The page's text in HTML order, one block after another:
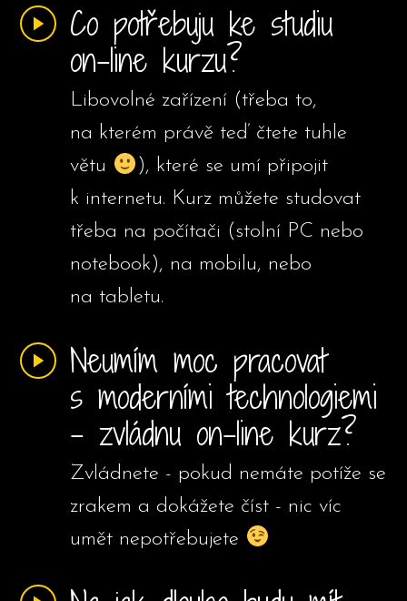
Co potřebuju ke studiu
on-line kurzu?
Libovolné zařízení (třeba to,
na kterém právě teď čtete tuhle
větu
), které se umí připojit
k internetu. Kurz můžete studovat
třeba na počítači (stolní PC nebo
notebook), na mobilu, nebo
na tabletu.
Neumím moc pracovat
s moderními technologiemi
- zvládnu on-line kurz?
Zvládnete - pokud nemáte potíže se
zrakem a dokážete číst - nic víc
umět nepotřebujete